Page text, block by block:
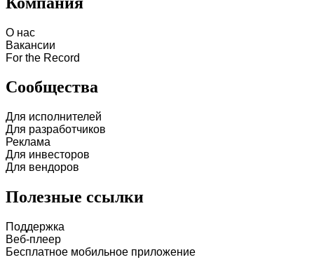
О нас
Вакансии
For the Record
Сообщества
Для исполнителей
Для разработчиков
Реклама
Для инвесторов
Для вендоров
Полезные ссылки
Поддержка
Веб-плеер
Бесплатное мобильное приложение